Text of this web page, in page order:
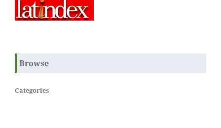
Browse
Categories